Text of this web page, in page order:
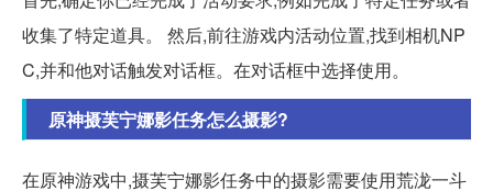
收集了特定道具。 然后,前往游戏内活动位置,找到相机NP
C,并和他对话触发对话框。在对话框中选择使用。
原神摄芙宁娜影任务怎么摄影?
在原神游戏中,摄芙宁娜影任务中的摄影需要使用荒泷一斗